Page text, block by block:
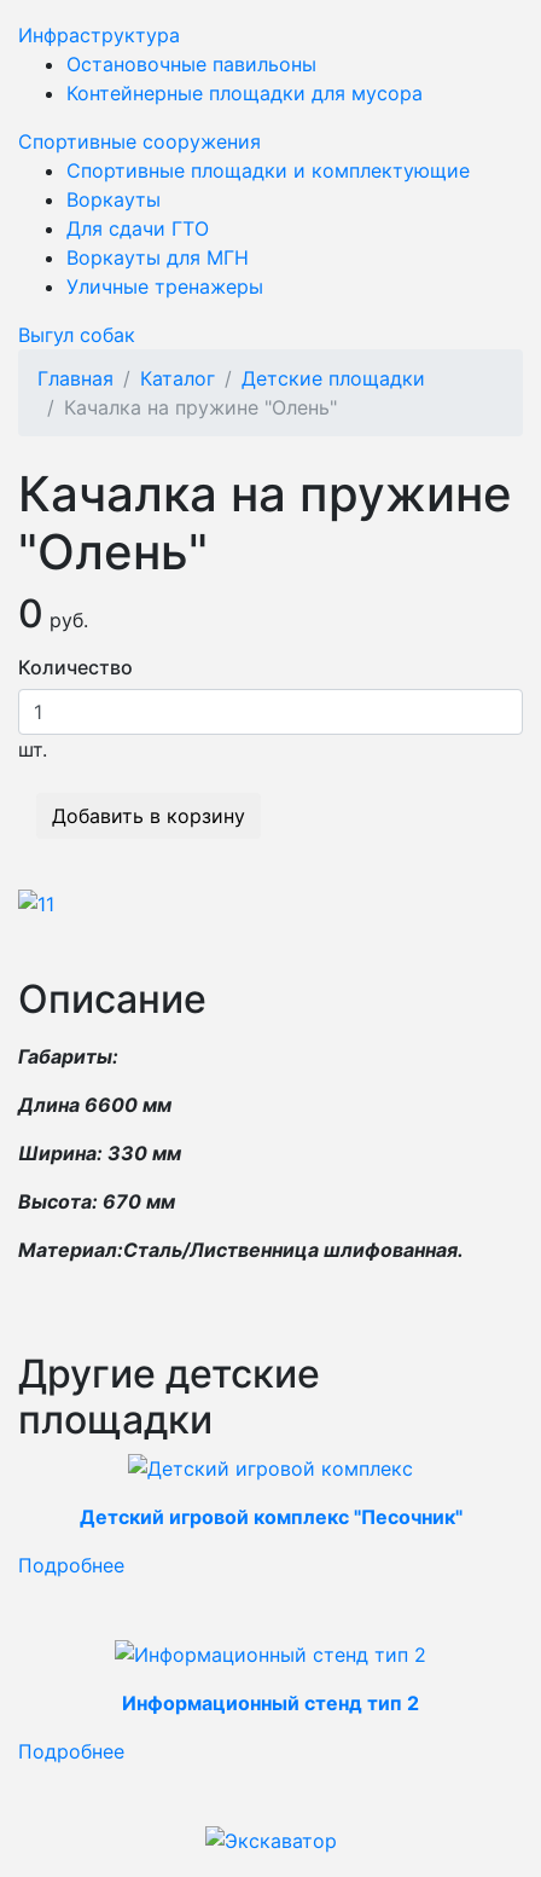
Инфраструктура
Остановочные павильоны
Контейнерные площадки для мусора
Спортивные сооружения
Спортивные площадки и комплектующие
Воркауты
Для сдачи ГТО
Воркауты для МГН
Уличные тренажеры
Выгул собак
Главная
Каталог
Детские площадки
Качалка на пружине "Олень"
Качалка на пружине
"Олень"
0 руб.
Количество
шт.
Добавить в корзину
Описание
Габариты:
Длина 6600 мм
Ширина: 330 мм
Высота: 670 мм
Материал:Сталь/Лиственница шлифованная.
Другие детские
площадки
Детский игровой комплекс "Песочник"
Подробнее
Информационный стенд тип 2
Подробнее